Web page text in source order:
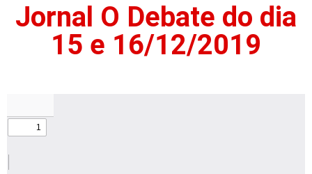
Jornal O Debate do dia
15 e 16/12/2019